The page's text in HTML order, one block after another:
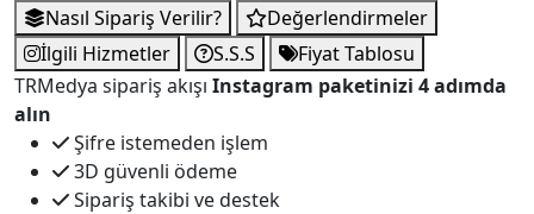
Nasıl Sipariş Verilir?
Değerlendirmeler
İlgili Hizmetler
S.S.S
Fiyat Tablosu
TRMedya sipariş akışı Instagram paketinizi 4 adımda
alın
Şifre istemeden işlem
3D güvenli ödeme
Sipariş takibi ve destek